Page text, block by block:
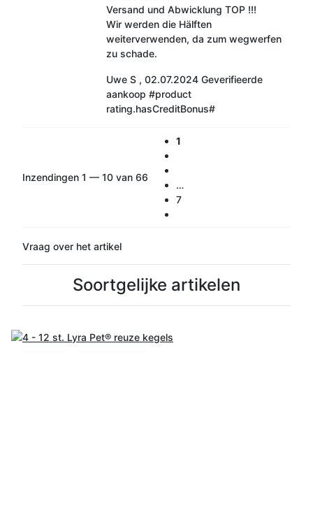
Versand und Abwicklung TOP !!!
Wir werden die Hälften
weiterverwenden, da zum wegwerfen
zu schade.
Uwe S , 02.07.2024 Geverifieerde
aankoop #product
rating.hasCreditBonus#
Inzendingen 1 — 10 van 66
1
…
7
Vraag over het artikel
Soortgelijke artikelen